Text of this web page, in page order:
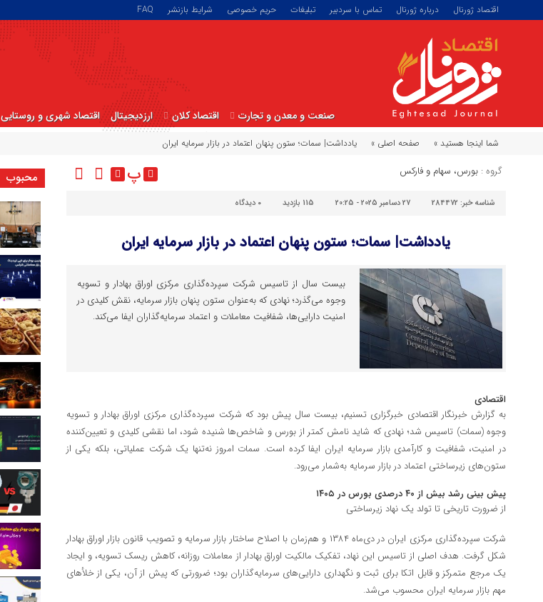
اقتصاد ژورنال درباره ژورنال تماس با سردبیر تبلیغات حریم خصوصی شرایط بازنشر FAQ
صنعت و معدن و تجارت اقتصاد کلان ارزدیجیتال اقتصاد شهری و روستایی
شما اینجا هستید » صفحه اصلی » یادداشت| سمات؛ ستون پنهان اعتماد در بازار سرمایه ایران
گروه : بورس، سهام و فارکس پ
شناسه خبر: 284472 27 دسامبر 2025 - 20:25 115 بازدید ۰ دیدگاه
یادداشت| سمات؛ ستون پنهان اعتماد در بازار سرمایه ایران
بیست سال از تاسیس شرکت سپرده‌گذاری مرکزی اوراق بهادار و تسویه
وجوه می‌گذرد؛ نهادی که به‌عنوان ستون پنهان بازار سرمایه، نقش کلیدی در
امنیت دارایی‌ها، شفافیت معاملات و اعتماد سرمایه‌گذاران ایفا می‌کند.
اقتصادی
به گزارش خبرنگار اقتصادی خبرگزاری تسنیم، بیست سال پیش بود که شرکت سپرده‌گذاری مرکزی اوراق بهادار و تسویه
وجوه (سمات) تاسیس شد؛ نهادی که شاید نامش کمتر از بورس و شاخص‌ها شنیده شود، اما نقشی کلیدی و تعیین‌کننده
در امنیت، شفافیت و کارآمدی بازار سرمایه ایران ایفا کرده است. سمات امروز نه‌تنها یک شرکت عملیاتی، بلکه یکی از
ستون‌های زیرساختی اعتماد در بازار سرمایه به‌شمار می‌رود.
پیش بینی رشد بیش از ۴۰ درصدی بورس در ۱۴۰۵
از ضرورت تاریخی تا تولد یک نهاد زیرساختی
شرکت سپرده‌گذاری مرکزی ایران در دی‌ماه ۱۳۸۴ و هم‌زمان با اصلاح ساختار بازار سرمایه و تصویب قانون بازار اوراق بهادار
شکل گرفت. هدف اصلی از تاسیس این نهاد، تفکیک مالکیت اوراق بهادار از معاملات روزانه، کاهش ریسک تسویه، و ایجاد
یک مرجع متمرکز و قابل اتکا برای ثبت و نگهداری دارایی‌های سرمایه‌گذاران بود؛ ضرورتی که پیش از آن، یکی از خلأهای
مهم بازار سرمایه ایران محسوب می‌شد.
محبوب